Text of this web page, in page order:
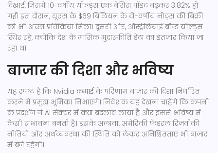
दिखाई, जिसमें 10-वर्षीय यील्ड्स एक बेसिस पॉइंट बढ़कर 3.82% हो
गईं। इस दौरान, यूएस के $69 बिलियन के दो-वर्षीय नोट्स की बिक्री
को भी अच्छा प्रतिक्रिया मिला। दूसरी ओर, ऑस्ट्रेलियाई बॉन्ड यील्ड्स
स्थिर रहे, क्योंकि देश के मासिक मुद्रास्फीति डेटा का इंतजार किया जा
रहा था।
बाजार की दिशा और भविष्य
यह स्पष्ट है कि Nvidiaकमाईके परिणाम बाजार की दिशा निर्धारित
करने में प्रमुख भूमिका निभाएंगे। निवेशक यह देखना चाहेंगे कि कंपनी
के प्रदर्शन ने AI सेक्टर में क्या बदलाव लाया है और इससे भविष्य में
कैसी संभावना बनती है। इसके अलावा, अमेरिकी फेडरल रिजर्व की
नीतियों और अर्थव्यवस्था की स्थिति को लेकर अनिश्चितताएं भी बाजार
में बने रहेंगी।